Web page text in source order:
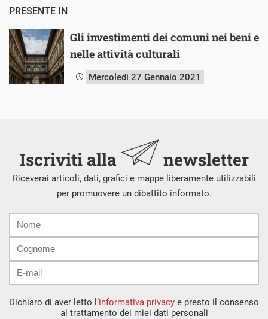
PRESENTE IN
Gli investimenti dei comuni nei beni e
nelle attività culturali
Mercoledì 27 Gennaio 2021
Iscriviti alla newsletter
Riceverai articoli, dati, grafici e mappe liberamente utilizzabili
per promuovere un dibattito informato.
mail
Dichiaro di aver letto l’informativa privacy e presto il consenso
al trattamento dei miei dati personali